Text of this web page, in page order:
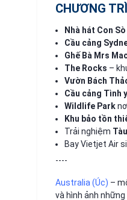
CHƯƠNG
Nhà hát Con
Cầu cảng
Ghế Bà Mrs
The Rocks –
Vườn Bách
Cầu cảng Tình
Wildlife Park
Khu bảo tồn
Trải nghiệm
Bay Vietjet Air
----
Australia (Úc) –
và hình ảnh